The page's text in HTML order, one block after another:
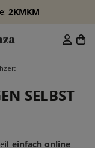
2KMKM
SELBST
einfach online